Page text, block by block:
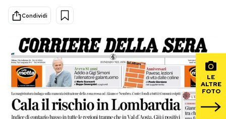
Scienza
Cultura
Economia
Sport
Altrecose
Mondiali calcio 2026
PODCAST
Condividi
LE
ALTRE
FOTO